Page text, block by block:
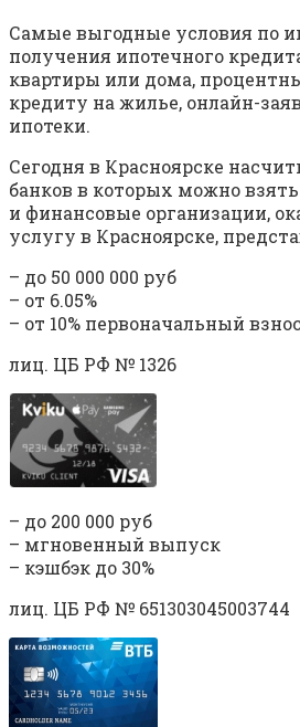
Самые выгодные условия по
получения ипотечного
квартиры или дома,
кредиту на жилье, онлайн-
ипотеки.
Сегодня в Красноярске
банков в которых можно
и финансовые организации,
услугу в Красноярске,
– до 50 000 000 руб
– от 6.05%
– от 10% первоначальный взнос
лиц. ЦБ РФ № 1326
– до 200 000 руб
– мгновенный выпуск
– кэшбэк до 30%
лиц. ЦБ РФ № 651303045003744